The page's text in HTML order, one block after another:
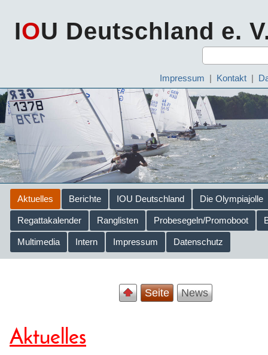
IOU Deutschland e.
Impressum | Kontakt |
Aktuelles Berichte IOU Deutschland Die Olympiajolle
Regattakalender Ranglisten Probesegeln/Promoboot
Multimedia Intern Impressum Datenschutz
Seite News
Aktuelles